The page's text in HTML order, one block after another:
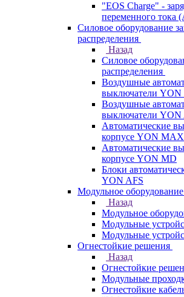
"EOS Charge" -
переменного тока
Силовое оборудование
распределения
Назад
Силовое
распределения
Воздушные
выключатели
Воздушные
выключатели YON
Автоматические
корпусе YON
Автоматические
корпусе YON MD
Блоки
YON AFS
Модульное оборудование
Назад
Модульное
Модульные
Модульные
Огнестойкие решения
Назад
Огнестойкие
Модульные
Огнестойкие